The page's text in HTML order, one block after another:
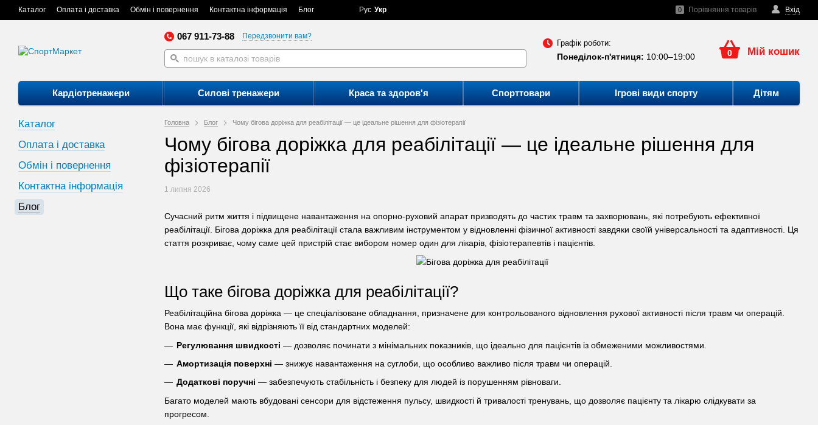
Каталог Оплата і доставка Обмін і повернення Контактна інформація Блог Вхід
0 Порівняння товарів
Рус Укр
067 911-73-88 Передзвонити вам?
Графік роботи:
Понеділок-п'ятниця: 10:00–19:00 0 Мій кошик
Кардіотренажери Силові тренажери Краса та здоров'я Спорттовари Ігрові види спорту Дітям
Головна Блог Чому бігова доріжка для реабілітації — це ідеальне рішення для фізіотерапії
Чому бігова доріжка для реабілітації — це ідеальне рішення для
фізіотерапії
1 липня 2026
Сучасний ритм життя і підвищене навантаження на опорно-руховий апарат призводять до частих травм та захворювань, які потребують ефективної
реабілітації. Бігова доріжка для реабілітації стала важливим інструментом у відновленні фізичної активності завдяки своїй універсальності та адаптивності. Ця
стаття розкриває, чому саме цей пристрій стає вибором номер один для лікарів, фізіотерапевтів і пацієнтів.
Що таке бігова доріжка для реабілітації?
Реабілітаційна бігова доріжка — це спеціалізоване обладнання, призначене для контрольованого відновлення рухової активності після травм чи операцій.
Вона має функції, які відрізняють її від стандартних моделей:
Регулювання швидкості — дозволяє починати з мінімальних показників, що ідеально для пацієнтів із обмеженими можливостями.
Амортизація поверхні — знижує навантаження на суглоби, що особливо важливо після травм чи операцій.
Додаткові поручні — забезпечують стабільність і безпеку для людей із порушенням рівноваги.
Багато моделей мають вбудовані сенсори для відстеження пульсу, швидкості й тривалості тренувань, що дозволяє пацієнту та лікарю слідкувати за
прогресом.
Каталог
Оплата і доставка
Обмін і повернення
Контактна інформація
Блог